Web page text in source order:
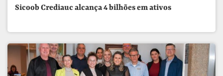
Sicoob Crediauc alcança 4 bilhões em ativos